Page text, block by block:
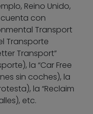
Reino Unido,
con
Transport
Transporte
Transport”
la “Car Free
sin coches), la
la “Reclaim
etc.